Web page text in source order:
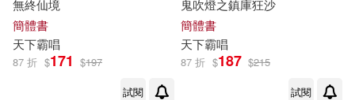
無終仙境
簡體書
天下霸唱
87 折 $171 $197
試閱
鬼吹燈之鎮庫狂沙
簡體書
天下霸唱
87 折 $187 $215
試閱